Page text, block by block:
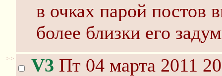
в очках парой постов
более близки его
>> V3 Пт 04 марта 2011